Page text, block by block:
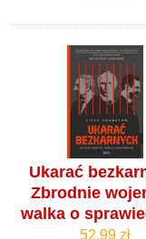
Ukarać
Zbrodnie
walka o
52.99 zł